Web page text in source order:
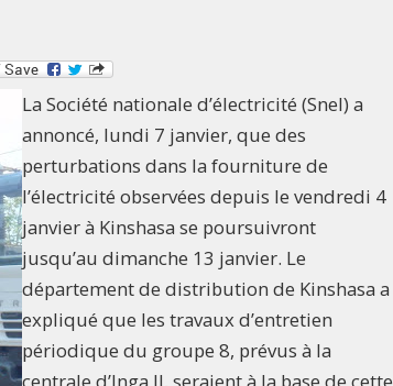
La Société nationale d’électricité (Snel) a
annoncé, lundi 7 janvier, que des
perturbations dans la fourniture de
l’électricité observées depuis le vendredi 4
janvier à Kinshasa se poursuivront
jusqu’au dimanche 13 janvier. Le
département de distribution de Kinshasa a
expliqué que les travaux d’entretien
périodique du groupe 8, prévus à la